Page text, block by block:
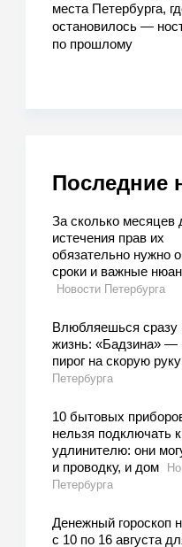
места Петербурга,
остановилось —
по прошлому
Последние
За сколько месяцев
истечения прав их
обязательно нужно
сроки и важные
Новости Петербурга
Влюбляешься сразу
жизнь: «Бадзина» —
пирог на скорую руку
Петербурга
10 бытовых
нельзя подключать к
удлинителю: они
и проводку, и дом
Петербурга
Денежный гороскоп
с 10 по 16 августа